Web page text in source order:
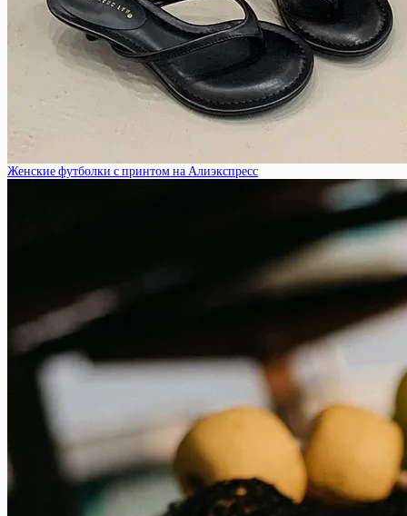
Женские футболки с принтом на Алиэкспресс